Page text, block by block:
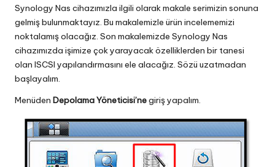
Synology Nas cihazımızla ilgili olarak makale serimizin sonuna
gelmiş bulunmaktayız. Bu makalemizle ürün incelememizi
noktalamış olacağız. Son makalemizde Synology Nas
cihazımızda işimize çok yarayacak özelliklerden bir tanesi
olan ISCSI yapılandırmasını ele alacağız. Sözü uzatmadan
başlayalım.
Menüden Depolama Yöneticisi’negiriş yapalım.